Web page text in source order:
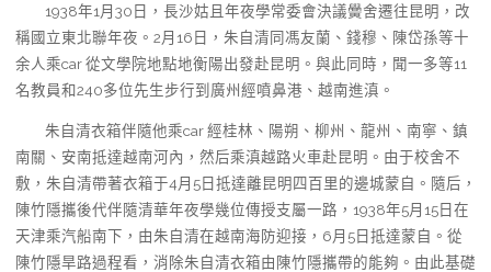
1938年1月30日，長沙姑且年夜學常委會決議黌舍遷往昆明，改
稱國立東北聯年夜。2月16日，朱自清同馮友蘭、錢穆、陳岱孫等十
余人乘car 從文學院地點地衡陽出發赴昆明。與此同時，聞一多等11
名教員和240多位先生步行到廣州經噴鼻港、越南進滇。
朱自清衣箱伴隨他乘car 經桂林、陽朔、柳州、龍州、南寧、鎮
南關、安南抵達越南河內，然后乘滇越路火車赴昆明。由于校舍不
敷，朱自清帶著衣箱于4月5日抵達離昆明四百里的邊城蒙自。隨后，
陳竹隱攜後代伴隨清華年夜學幾位傳授支屬一路，1938年5月15日在
天津乘汽船南下，由朱自清在越南海防迎接，6月5日抵達蒙自。從
陳竹隱旱路過程看，消除朱自清衣箱由陳竹隱攜帶的能夠。由此基礎